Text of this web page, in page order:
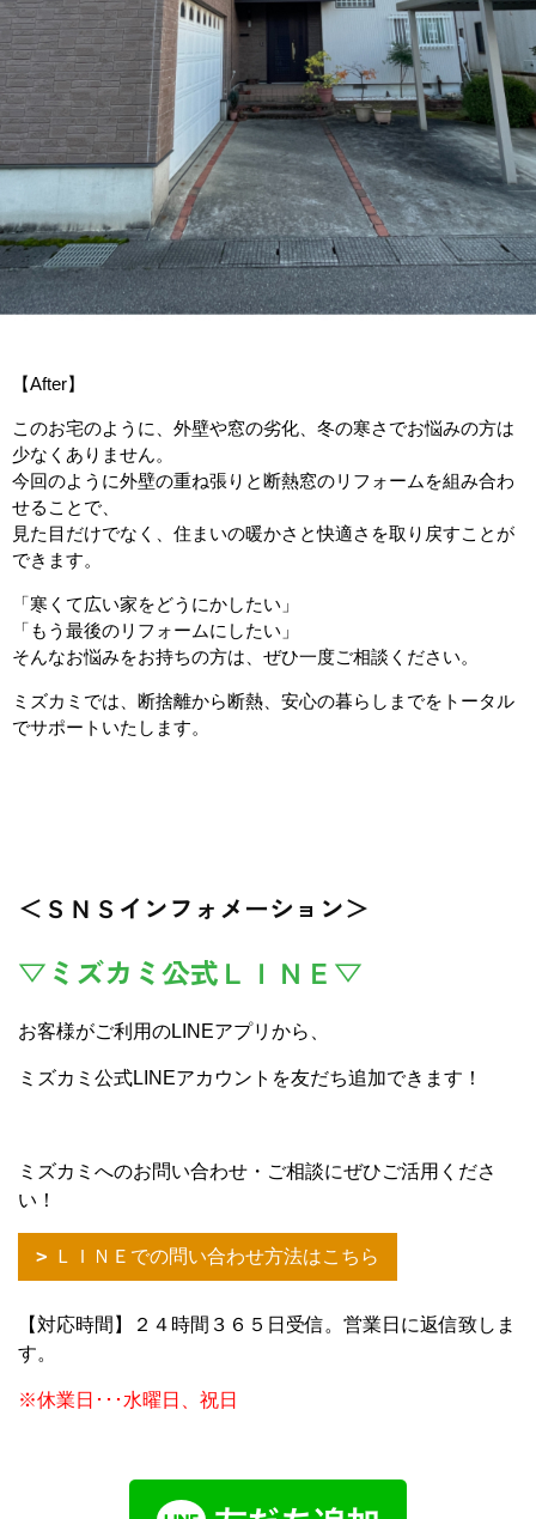
【After】
このお宅のように、外壁や窓の劣化、冬の寒さでお悩みの方は
少なくありません。
今回のように外壁の重ね張りと断熱窓のリフォームを組み合わ
せることで、
見た目だけでなく、住まいの暖かさと快適さを取り戻すことが
できます。
「寒くて広い家をどうにかしたい」
「もう最後のリフォームにしたい」
そんなお悩みをお持ちの方は、ぜひ一度ご相談ください。
ミズカミでは、断捨離から断熱、安心の暮らしまでをトータル
でサポートいたします。
＜ＳＮＳインフォメーション＞
▽ミズカミ公式ＬＩＮＥ▽
お客様がご利用のLINEアプリから、
ミズカミ公式LINEアカウントを友だち追加できます！
ミズカミへのお問い合わせ・ご相談にぜひご活用くださ
い！
ＬＩＮＥでの問い合わせ方法はこちら
【対応時間】２４時間３６５日受信。営業日に返信致しま
す。
※休業日･･･水曜日、祝日